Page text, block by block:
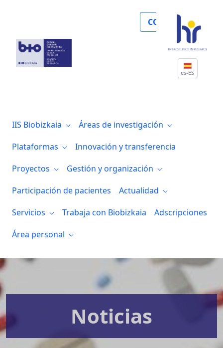
COLABORA
es-ES
IIS Biobizkaia
Áreas de investigación
Plataformas
Innovación y transferencia
Proyectos
Gestión y organización
Participación de pacientes
Actualidad
Servicios
Trabaja con Biobizkaia
Adscripciones
Área personal
Noticias